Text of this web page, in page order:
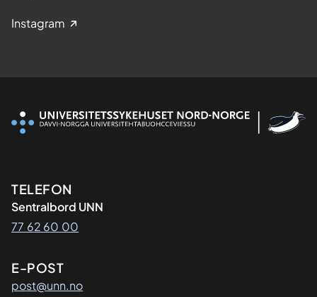
Instagram
Kontaktinformasjon
TELEFON
Sentralbord UNN
77 62 60 00
E-POST
post@unn.no